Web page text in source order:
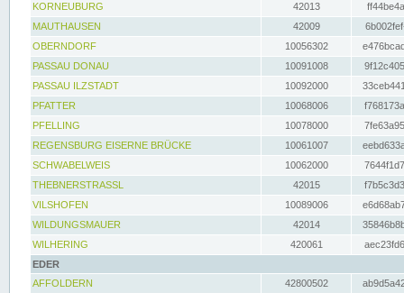
KORNEUBURG
42013
MAUTHAUSEN
42009
OBERNDORF
10056302
PASSAU DONAU
10091008
PASSAU ILZSTADT
10092000
PFATTER
10068006
PFELLING
10078000
REGENSBURG EISERNE BRÜCKE
10061007
SCHWABELWEIS
10062000
THEBNERSTRASSL
42015
VILSHOFEN
10089006
WILDUNGSMAUER
42014
WILHERING
420061
EDER
AFFOLDERN
42800502